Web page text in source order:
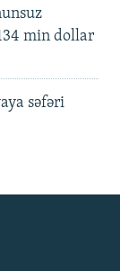
min dollar
səfəri